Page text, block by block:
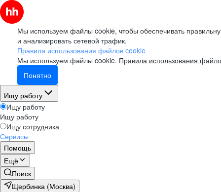
Мы используем файлы cookie, чтобы обеспечивать
и анализировать сетевой трафик.
Правила использования файлов cookie
Мы используем файлы cookie. Правила использования
Понятно
Ищу работу
Ищу работу
Ищу работу
Ищу сотрудника
Сервисы
Помощь
Ещё
Поиск
Щербинка (Москва)